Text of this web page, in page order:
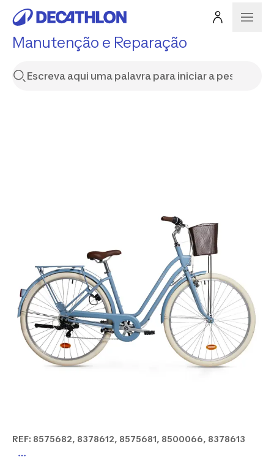
Manutenção e Reparação
REF: 8575682, 8378612, 8575681, 8500066, 8378613